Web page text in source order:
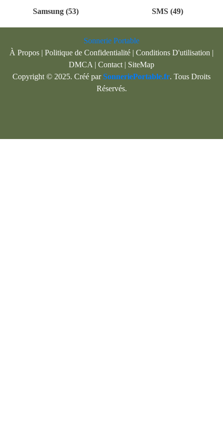
Samsung (53) SMS (49)
Sonnerie Portable
À Propos | Politique de Confidentialité | Conditions D'utilisation |
DMCA | Contact | SiteMap
Copyright © 2025. Créé parSonneriePortable.fr. Tous Droits
Réservés.